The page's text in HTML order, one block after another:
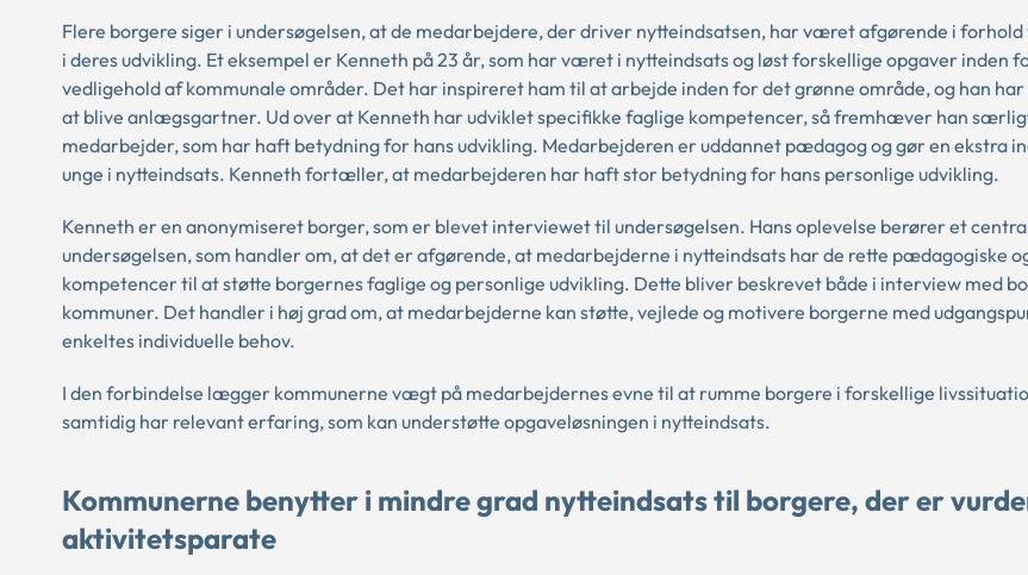
Flere borgere siger i undersøgelsen, at de medarbejdere, der driver nytteindsatsen, har været afgørende i
i deres udvikling. Et eksempel er Kenneth på 23 år, som har været i nytteindsats og løst forskellige opgaver inden
vedligehold af kommunale områder. Det har inspireret ham til at arbejde inden for det grønne område, og han har
at blive anlægsgartner. Ud over at Kenneth har udviklet specifikke faglige kompetencer, så fremhæver han
medarbejder, som har haft betydning for hans udvikling. Medarbejderen er uddannet pædagog og gør en ekstra
unge i nytteindsats. Kenneth fortæller, at medarbejderen har haft stor betydning for hans personlige udvikling.
Kenneth er en anonymiseret borger, som er blevet interviewet til undersøgelsen. Hans oplevelse berører et
undersøgelsen, som handler om, at det er afgørende, at medarbejderne i nytteindsats har de rette pædagogiske
kompetencer til at støtte borgernes faglige og personlige udvikling. Dette bliver beskrevet både i interview med
kommuner. Det handler i høj grad om, at medarbejderne kan støtte, vejlede og motivere borgerne med
enkeltes individuelle behov.
I den forbindelse lægger kommunerne vægt på medarbejdernes evne til at rumme borgere i forskellige
samtidig har relevant erfaring, som kan understøtte opgaveløsningen i nytteindsats.
Kommunerne benytter i mindre grad nytteindsats til borgere, der er
aktivitetsparate